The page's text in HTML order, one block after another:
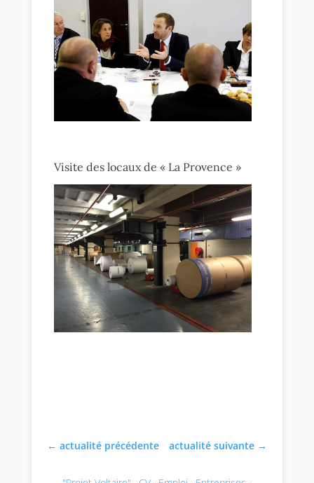
Visite des locaux de « La Provence »
←actualité précédente actualité suivante→